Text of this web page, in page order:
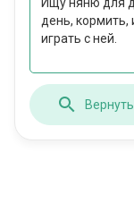
день, кормить,
играть с ней.